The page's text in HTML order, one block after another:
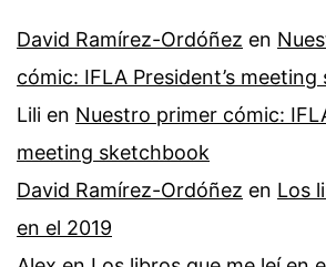
David Ramírez-Ordóñez en
cómic: IFLA President’s
Lili en Nuestro primer cómic:
meeting sketchbook
David Ramírez-Ordóñez en Los
en el 2019